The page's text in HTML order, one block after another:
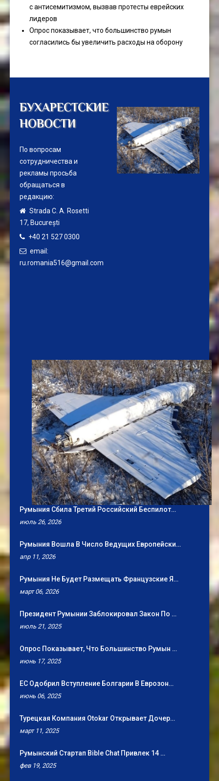
с антисемитизмом, вызвав протесты еврейских
лидеров
Опрос показывает, что большинство румын
согласились бы увеличить расходы на оборону
БУХАРЕСТСКИЕ
НОВОСТИ
По вопросам
сотрудничества и
рекламы просьба
обращаться в
редакцию:
Strada C. A. Rosetti
17, București
+40 21 527 0300
email:
ru.romania516@gmail.com
Румыния Сбила Третий Российский Беспилот…
июль 26, 2026
Румыния Вошла В Число Ведущих Европейски…
апр 11, 2026
Румыния Не Будет Размещать Французские Я…
март 06, 2026
Президент Румынии Заблокировал Закон По …
июль 21, 2025
Опрос Показывает, Что Большинство Румын …
июнь 17, 2025
ЕС Одобрил Вступление Болгарии В Еврозон…
июнь 06, 2025
Турецкая Компания Otokar Открывает Дочер…
март 11, 2025
Румынский Стартап Bible Chat Привлек 14 …
фев 19, 2025